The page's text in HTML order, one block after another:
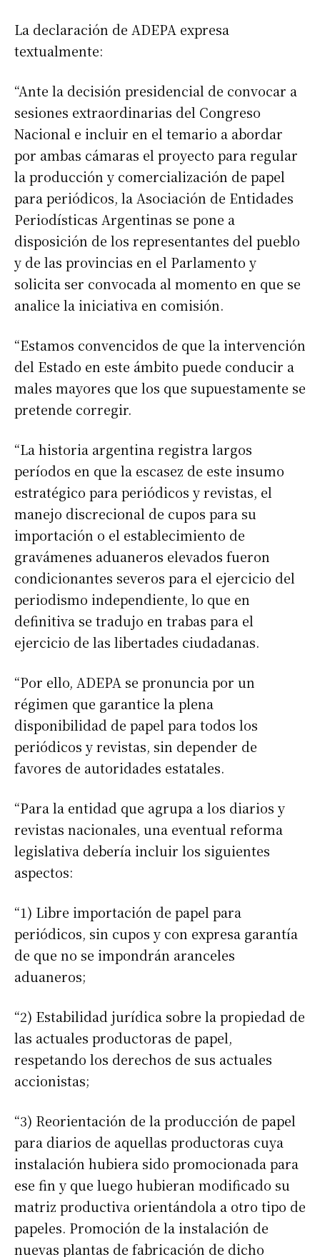
Suscribirme gratis
Dirección de correo electrónico*
La declaración de ADEPA expresa
textualmente:
“Ante la decisión presidencial de convocar a
sesiones extraordinarias del Congreso
Nacional e incluir en el temario a abordar
por ambas cámaras el proyecto para regular
la producción y comercialización de papel
para periódicos, la Asociación de Entidades
Periodísticas Argentinas se pone a
disposición de los representantes del pueblo
y de las provincias en el Parlamento y
solicita ser convocada al momento en que se
analice la iniciativa en comisión.
“Estamos convencidos de que la intervención
del Estado en este ámbito puede conducir a
males mayores que los que supuestamente se
pretende corregir.
“La historia argentina registra largos
períodos en que la escasez de este insumo
estratégico para periódicos y revistas, el
manejo discrecional de cupos para su
importación o el establecimiento de
gravámenes aduaneros elevados fueron
condicionantes severos para el ejercicio del
periodismo independiente, lo que en
definitiva se tradujo en trabas para el
ejercicio de las libertades ciudadanas.
“Por ello, ADEPA se pronuncia por un
régimen que garantice la plena
disponibilidad de papel para todos los
periódicos y revistas, sin depender de
favores de autoridades estatales.
“Para la entidad que agrupa a los diarios y
revistas nacionales, una eventual reforma
legislativa debería incluir los siguientes
aspectos:
“1) Libre importación de papel para
periódicos, sin cupos y con expresa garantía
de que no se impondrán aranceles
aduaneros;
“2) Estabilidad jurídica sobre la propiedad de
las actuales productoras de papel,
respetando los derechos de sus actuales
accionistas;
“3) Reorientación de la producción de papel
para diarios de aquellas productoras cuya
instalación hubiera sido promocionada para
ese fin y que luego hubieran modificado su
matriz productiva orientándola a otro tipo de
papeles. Promoción de la instalación de
nuevas plantas de fabricación de dicho